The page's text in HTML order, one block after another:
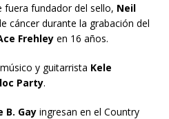
fuera fundador del sello, Neil
cáncer durante la grabación del
Frehley en 16 años.
y guitarrista Kele
Party.
B. Gay ingresan en el Country